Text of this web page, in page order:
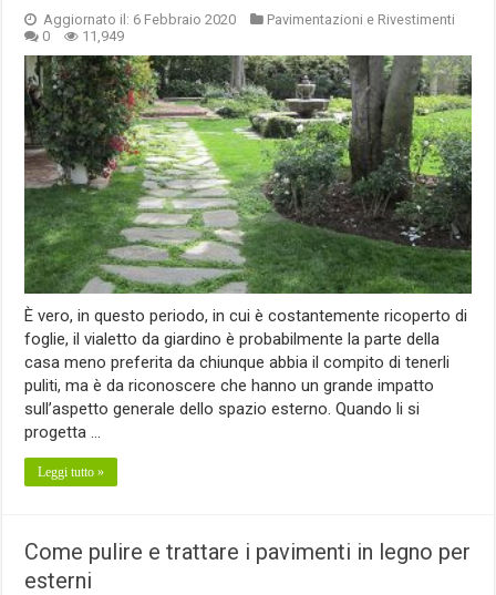
Aggiornato il: 6 Febbraio 2020
Pavimentazioni e Rivestimenti
0
11,949
È vero, in questo periodo, in cui è costantemente ricoperto di
foglie, il vialetto da giardino è probabilmente la parte della
casa meno preferita da chiunque abbia il compito di tenerli
puliti, ma è da riconoscere che hanno un grande impatto
sull’aspetto generale dello spazio esterno. Quando li si
progetta …
Leggi tutto »
Come pulire e trattare i pavimenti in legno per
esterni